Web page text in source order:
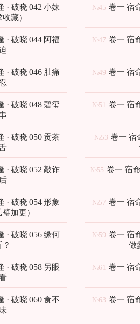
· 破晓 042 小妹
藏）
№45 卷一 宿
· 破晓 044 阿福
№47 卷一 宿
· 破晓 046 肚痛
№49 卷一 宿
· 破晓 048 碧玺
№51 卷一 宿
· 破晓 050 贡茶
№53 卷一 宿
· 破晓 052 敲诈
№55 卷一 宿
· 破晓 054 形象
加更）
№57 卷一 宿
· 破晓 056 缘何
№59 卷一 宿
做
· 破晓 058 另眼
№61 卷一 宿
· 破晓 060 食不
№63 卷一 宿